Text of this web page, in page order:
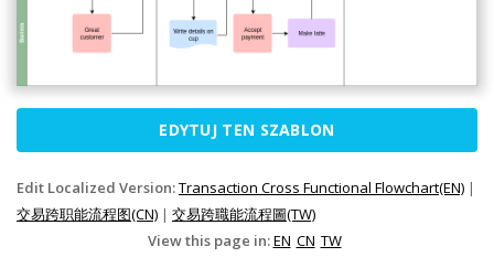
EDYTUJ TEN SZABLON
Edit Localized Version:Transaction Cross Functional Flowchart(EN) |
交易跨职能流程图(CN) | 交易跨職能流程圖(TW)
View this page in:EN CN TW